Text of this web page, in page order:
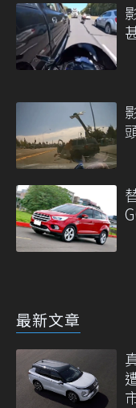
最新文章